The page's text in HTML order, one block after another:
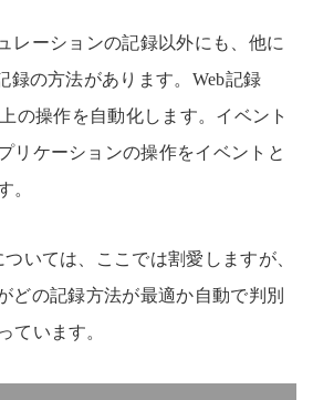
レーションの記録以外にも、他に
録の方法があります。Web記録
の操作を自動化します。イベント
リケーションの操作をイベントと
。
いては、ここでは割愛しますが、
どの記録方法が最適か自動で判別
ています。